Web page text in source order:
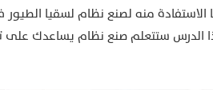
الاستفادة منه لصنع نظام لسقيا
الدرس ستتعلم صنع نظام يساعدك على